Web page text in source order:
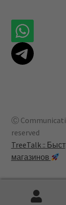
Ⓒ
reserved
TreeTalk ::
магазинов